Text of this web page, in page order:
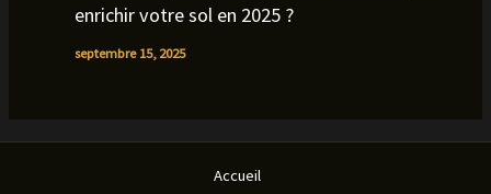
enrichir votre sol en 2025 ?
septembre 15, 2025
Accueil